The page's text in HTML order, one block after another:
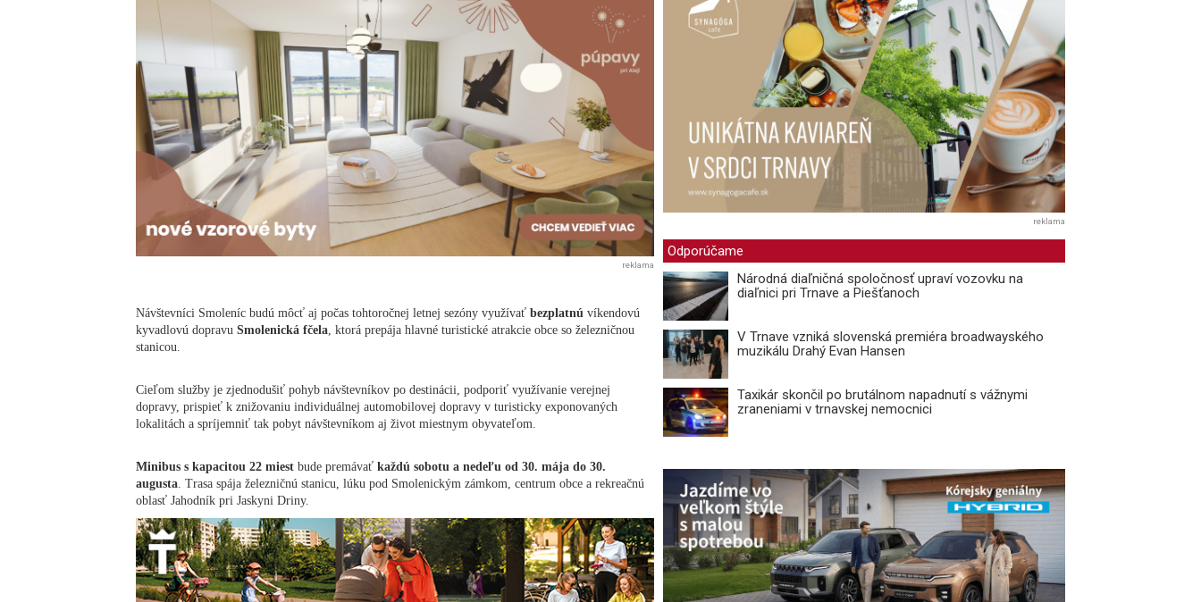
reklama
Návštevníci Smoleníc budú môcť aj počas tohtoročnej letnej sezóny využívať bezplatnú víkendovú
kyvadlovú dopravu Smolenická fčela , ktorá prepája hlavné turistické atrakcie obce so železničnou
stanicou.
Cieľom služby je zjednodušiť pohyb návštevníkov po destinácii, podporiť využívanie verejnej
dopravy, prispieť k znižovaniu individuálnej automobilovej dopravy v turisticky exponovaných
lokalitách a spríjemniť tak pobyt návštevníkom aj život miestnym obyvateľom.
Minibus s kapacitou 22 miest bude premávať každú sobotu a nedeľu od 30. mája do 30.
augusta . Trasa spája železničnú stanicu, lúku pod Smolenickým zámkom, centrum obce a rekreačnú
oblasť Jahodník pri Jaskyni Driny.
reklama
Odporúčame
Národná diaľničná spoločnosť upraví vozovku na
diaľnici pri Trnave a Piešťanoch
V Trnave vzniká slovenská premiéra broadwayského
muzikálu Drahý Evan Hansen
Taxikár skončil po brutálnom napadnutí s vážnymi
zraneniami v trnavskej nemocnici